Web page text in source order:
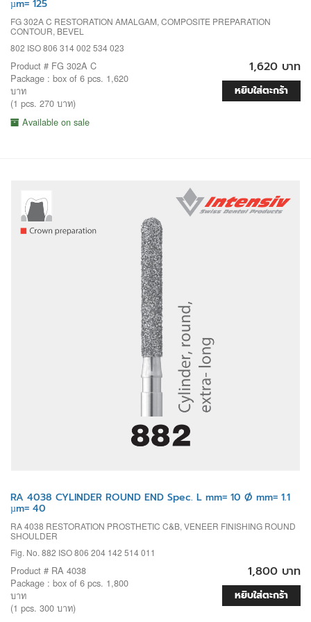
µm= 125
FG 302A C RESTORATION AMALGAM, COMPOSITE PREPARATION
CONTOUR, BEVEL
802 ISO 806 314 002 534 023
Product # FG 302A C
Package : box of 6 pcs. 1,620
บาท
(1 pcs. 270 บาท)
Available on sale
1,620 บาท
หยิบใส่ตะกร้า
RA 4038 CYLINDER ROUND END Spec. L mm= 10 Ø mm= 1.1
µm= 40
RA 4038 RESTORATION PROSTHETIC C&B, VENEER FINISHING ROUND
SHOULDER
Fig. No. 882 ISO 806 204 142 514 011
Product # RA 4038
Package : box of 6 pcs. 1,800
บาท
(1 pcs. 300 บาท)
1,800 บาท
หยิบใส่ตะกร้า